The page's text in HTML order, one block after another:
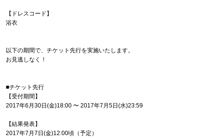
【ドレスコード】
浴衣
以下の期間で、チケット先行を実施いたします。
お見逃しなく！
■チケット先行
【受付期間】
2017年6月30日(金)18:00 〜 2017年7月5日(水)23:59
【結果発表】
2017年7月7日(金)12:00頃（予定）